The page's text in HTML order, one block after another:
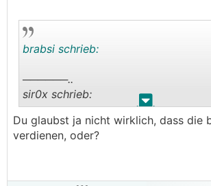
. .
brabsi schrieb:
──────..
sir0x schrieb:
Gerade bei Ionity Wr. Neustart
Elinx, schade, dass das nur ein
Du glaubst ja nicht wirklich, dass die
verdienen, oder?